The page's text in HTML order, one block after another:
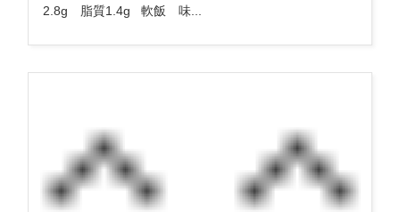
2.8g 脂質1.4g 軟飯 味...